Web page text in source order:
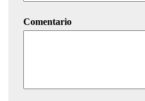
Comentario